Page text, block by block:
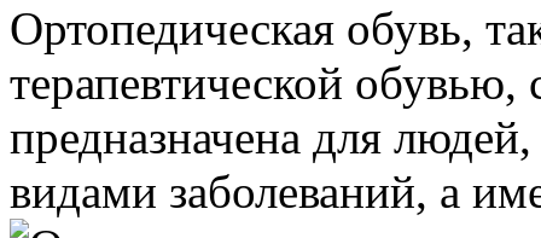
Ортопедическая обувь,
терапевтической
предназначена для
видами заболеваний, а